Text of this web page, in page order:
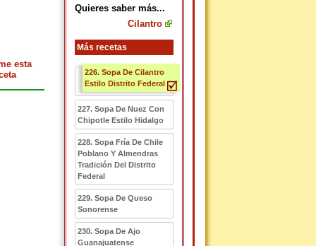
utiliza como ingrediente
principal en la cocina.
delcilantrocabe
aceites que actúan
sobre el sistema
digestivo, lo cual
estimula el apetito y
alivia la irritación;
también contiene una
gran cantidad de
vitaminas, como es la
vitamina A, vitamina K,
vitamina B, vitamina C
y vitamina E.
Quieres saber más...
Cilantro
Más recetas
226. Sopa De Cilantro
Estilo Distrito Federal
227. Sopa De Nuez Con
Chipotle Estilo Hidalgo
228. Sopa Fría De Chile
Poblano Y Almendras
Tradición Del Distrito
Federal
229. Sopa De Queso
Sonorense
230. Sopa De Ajo
Guanajuatense
esta